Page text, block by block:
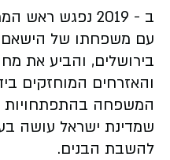
ב - 2019 נפגש
עם משפחתו של הישאם
בירושלים, והביע את
והאזרחים המוחזקים
המשפחה בהתפתחויות
שמדינת ישראל עושה
להשבת הבנים.